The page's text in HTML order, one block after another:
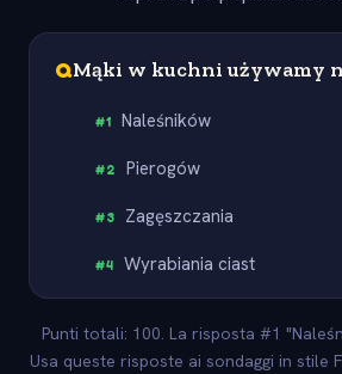
QMąki w kuchni używamy
#1 Naleśników
#2 Pierogów
#3 Zagęszczania
#4 Wyrabiania ciast
Punti totali: 100. La risposta #1
Usa queste risposte ai sondaggi in stile